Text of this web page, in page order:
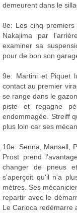
demeurent dans le
8e: Les cinq
Nakajima par
examiner sa
pour de bon son
9e: Martini et Piquet
contact au premier
se range dans le
piste et regagne
endommagée. Streiff
plus loin car ses
10e: Senna, Mansell,
Prost prend
changer de pneus
s'aperçoit qu'il n'a
mètres. Ses
repartir avec le
Le Carioca redémarre